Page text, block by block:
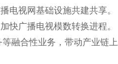
电视网基础设施共建共享。
快广播电视模数转换进程。
融合性业务，带动产业链上